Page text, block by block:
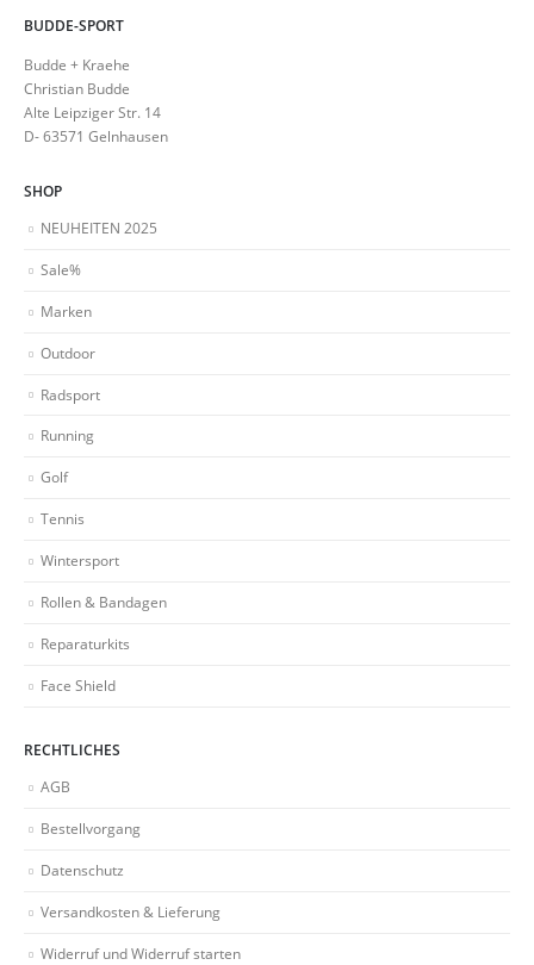
BUDDE-SPORT
Budde + Kraehe
Christian Budde
Alte Leipziger Str. 14
D- 63571 Gelnhausen
SHOP
NEUHEITEN 2025
Sale%
Marken
Outdoor
Radsport
Running
Golf
Tennis
Wintersport
Rollen & Bandagen
Reparaturkits
Face Shield
RECHTLICHES
AGB
Bestellvorgang
Datenschutz
Versandkosten & Lieferung
Widerruf und Widerruf starten